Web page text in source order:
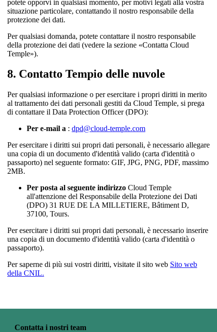
potete opporvi in qualsiasi momento, per motivi legati alla vostra
situazione particolare, contattando il nostro responsabile della
protezione dei dati.
Per qualsiasi domanda, potete contattare il nostro responsabile
della protezione dei dati (vedere la sezione «Contatta Cloud
Temple»).
8. Contatto Tempio delle nuvole
Per qualsiasi informazione o per esercitare i propri diritti in merito
al trattamento dei dati personali gestiti da Cloud Temple, si prega
di contattare il Data Protection Officer (DPO):
Per e-mail a : dpd@cloud-temple.com
Per esercitare i diritti sui propri dati personali, è necessario allegare
una copia di un documento d'identità valido (carta d'identità o
passaporto) nel seguente formato: GIF, JPG, PNG, PDF, massimo
2MB.
Per posta al seguente indirizzo Cloud Temple
all'attenzione del Responsabile della Protezione dei Dati
(DPO) 31 RUE DE LA MILLETIERE, Bâtiment D,
37100, Tours.
Per esercitare i diritti sui propri dati personali, è necessario inserire
una copia di un documento d'identità valido (carta d'identità o
passaporto).
Per saperne di più sui vostri diritti, visitate il sito web Sito web
della CNIL.
Contatta i nostri team